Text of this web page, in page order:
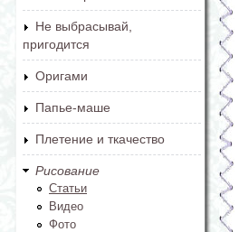
Не выбрасывай,
пригодится
Оригами
Папье-маше
Плетение и ткачество
Рисование
Статьи
Видео
Фото